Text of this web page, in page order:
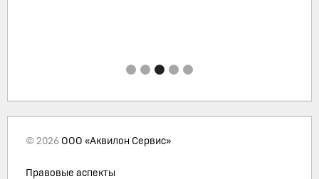
© 2026 ООО «Аквилон Сервис»
Правовые аспекты